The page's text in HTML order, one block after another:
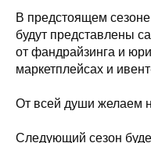
В предстоящем
будут представлены
от фандрайзинга и
маркетплейсах и
От всей души желаем
Следующий сезон